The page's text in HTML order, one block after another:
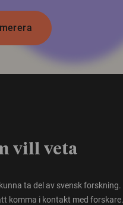
vill veta
ta del av svensk
komma i kontakt med forskare.